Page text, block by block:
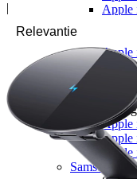
Apple
Apple
Apple
Apple
Apple
Samsung
|